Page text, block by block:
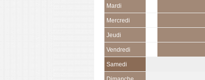
Mardi
Mercredi
Jeudi
Vendredi
Samedi